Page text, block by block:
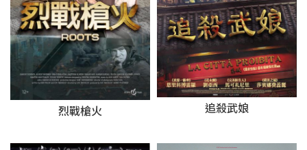
烈戰槍火 追殺武娘